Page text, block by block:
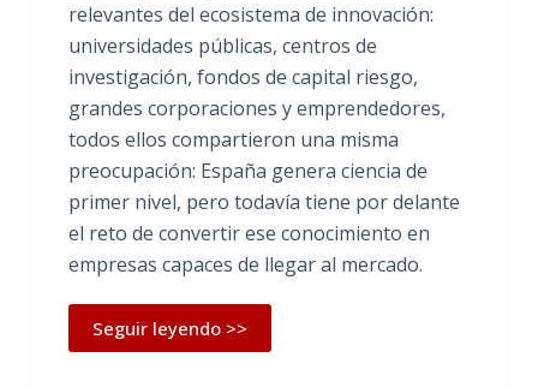
relevantes del ecosistema de innovación:
universidades públicas, centros de
investigación, fondos de capital riesgo,
grandes corporaciones y emprendedores,
todos ellos compartieron una misma
preocupación: España genera ciencia de
primer nivel, pero todavía tiene por delante
el reto de convertir ese conocimiento en
empresas capaces de llegar al mercado.
Seguir leyendo >>